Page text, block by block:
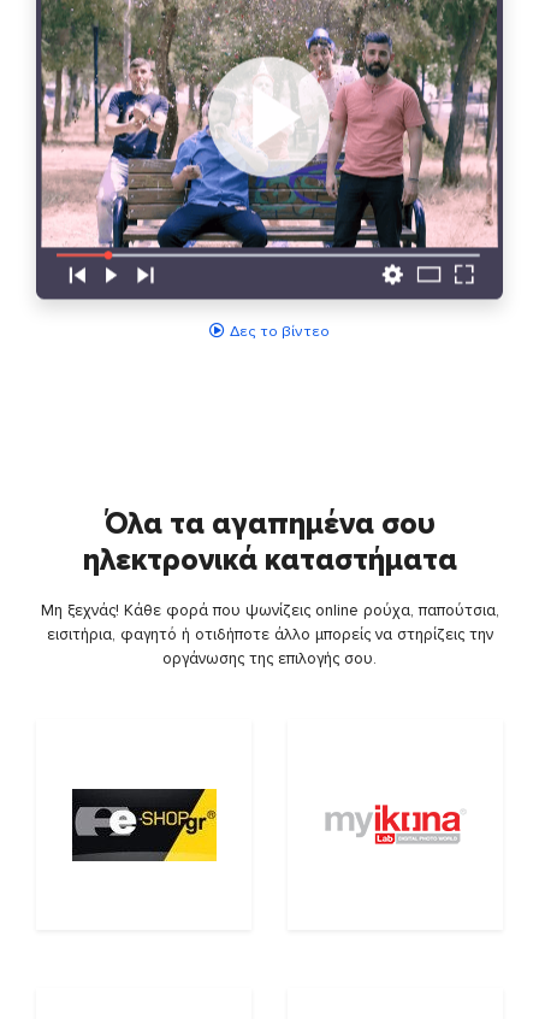
Δες το βίντεο
Όλα τα αγαπημένα σου
ηλεκτρονικά καταστήματα
Μη ξεχνάς! Κάθε φορά που ψωνίζεις online ρούχα, παπούτσια,
εισιτήρια, φαγητό ή οτιδήποτε άλλο μπορείς να στηρίζεις την
οργάνωσης της επιλογής σου.